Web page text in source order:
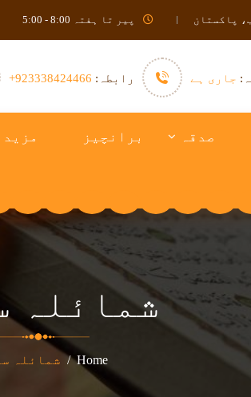
پاکستان پیر تا ہفتہ 8:00 - 5:00
جاری ہے رابطہ: 923338424466+
صدقہ برانچیز
شمائلہ
Home شمائلہ